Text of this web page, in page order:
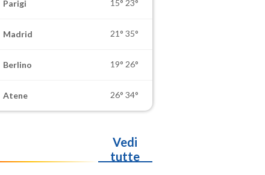
Parigi 15° 23°
Madrid 21° 35°
Berlino 19° 26°
Atene 26° 34°
Vedi
tutte